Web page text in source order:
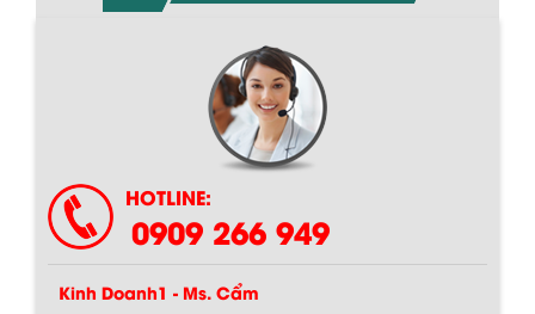
HOTLINE:
0909 266 949
Kinh Doanh1 - Ms. Cẩm